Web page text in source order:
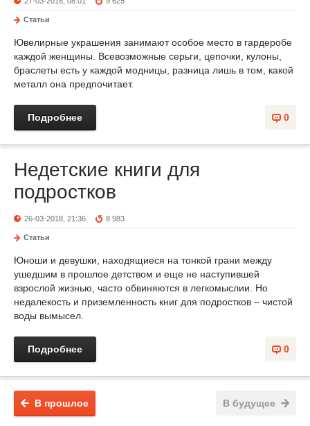
Статьи
Ювелирные украшения занимают особое место в гардеробе
каждой женщины. Всевозможные серьги, цепочки, кулоны,
браслеты есть у каждой модницы, разница лишь в том, какой
металл она предпочитает.
0
Подробнее
Недетские книги для
подростков
26-03-2018, 21:36 8 983
Статьи
Юноши и девушки, находящиеся на тонкой грани между
ушедшим в прошлое детством и еще не наступившей
взрослой жизнью, часто обвиняются в легкомыслии. Но
недалекость и приземленность книг для подростков – чистой
воды вымысел.
0
Подробнее
В будущее
В прошлое